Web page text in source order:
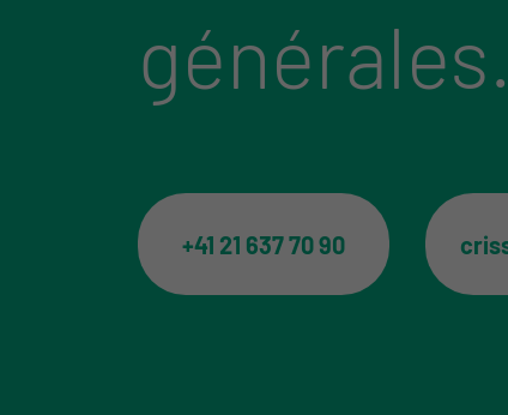
générales.
+41 21 637 70 90